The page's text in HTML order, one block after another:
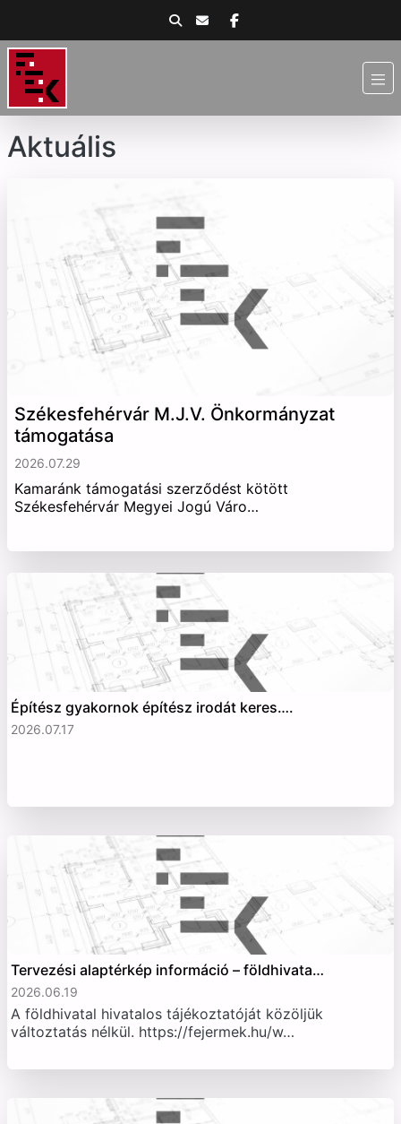
Aktuális
Székesfehérvár M.J.V. Önkormányzat
támogatása
2026.07.29
Kamaránk támogatási szerződést kötött
Székesfehérvár Megyei Jogú Váro…
Építész gyakornok építész irodát keres….
2026.07.17
Tervezési alaptérkép információ – földhivata…
2026.06.19
A földhivatal hivatalos tájékoztatóját közöljük
változtatás nélkül. https://fejermek.hu/w…